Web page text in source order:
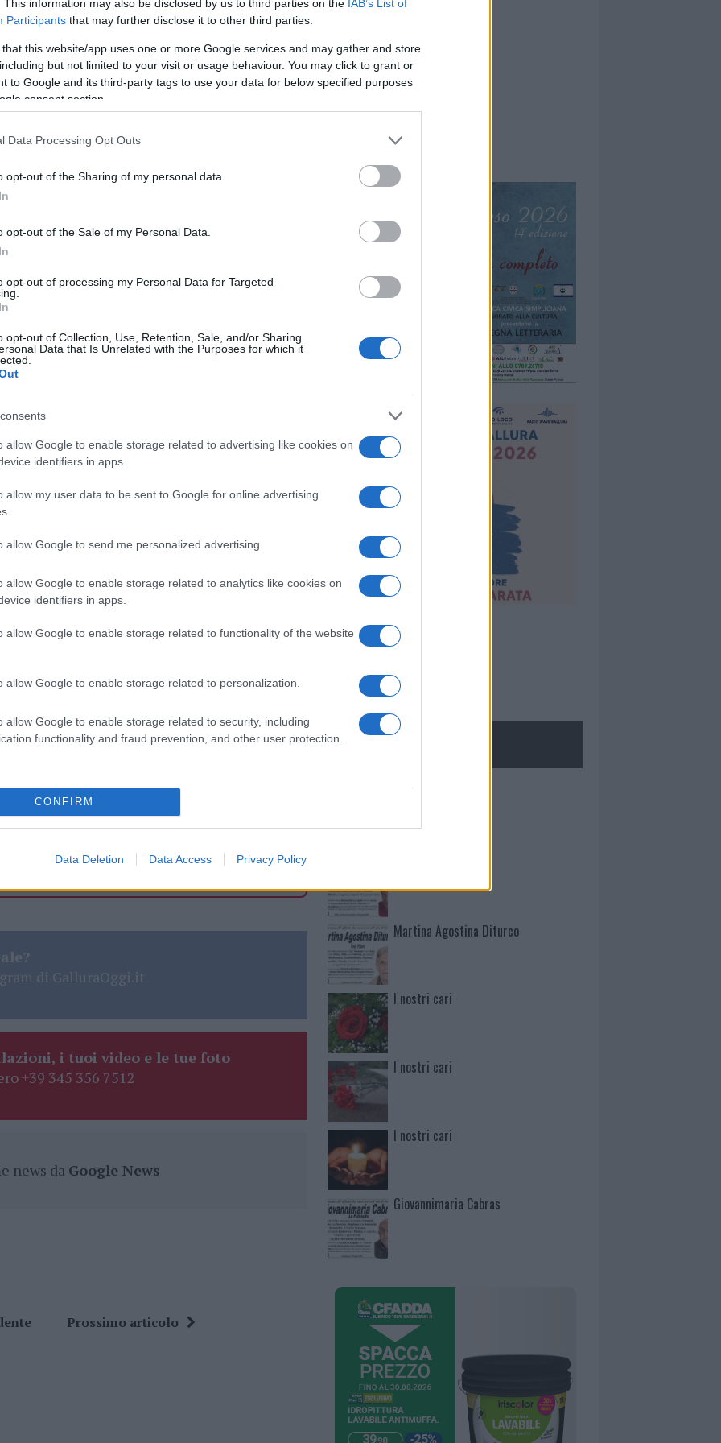
This information may also be disclosed by us to third parties on the IAB’s List of
Participants that may further disclose it to other third parties.
that this website/app uses one or more Google services and may gather and store
but not limited to your visit or usage behaviour. You may click to grant or
to Google and its third-party tags to use your data for below specified purposes
consent section.
Data Processing Opt Outs
opt-out of the Sharing of my personal data.
opt-out of the Sale of my Personal Data.
opt-out of processing my Personal Data for Targeted
opt-out of Collection, Use, Retention, Sale, and/or Sharing
Data that Is Unrelated with the Purposes for which it
allow Google to enable storage related to advertising like cookies on
identifiers in apps.
allow my user data to be sent to Google for online advertising
allow Google to send me personalized advertising.
allow Google to enable storage related to analytics like cookies on
identifiers in apps.
allow Google to enable storage related to functionality of the website
allow Google to enable storage related to personalization.
allow Google to enable storage related to security, including
functionality and fraud prevention, and other user protection.
CONFIRM
Data Deletion Data Access Privacy Policy
di 200 posti lavori circa, ma non solo
ricoverati e di quelli che erano in
con il responsabile Dottor Paolo
di salute o di gravidanza hanno deciso di
A pochi giorni dal termine della loro
Ora le pazienti già ricoverate al
Cliniche universitarie di San Pietro con
e indignazione a Sassari ma non solo.
Olbia, Alghero, Ozieri e altre zone della
pazienti che possono aver bisogno del
ad altri intervento, devono andare
a Olbia, senza sapere minimamente in che
stata seguita dal dottor Virdis, e adesso mi
su dove partorire tra Olbia e
al 9°mese di gravidanza- Un reparto vantato
privata che ti segue dall’inizio ma non può
un lavoro e non portarlo al termine“.
reparto di ginecologia che dia sicurezza e
una doccia fredda per la sanità della
manifestazioni degli scorsi mesi del
al tema.
cliccando
nella sezione
di GalluraOggi.it
i tuoi video e le tue foto
+39 345 356 7512
news da Google News
Prossimo articolo
Mario Malu
Martina Agostina Diturco
I nostri cari
I nostri cari
I nostri cari
Giovannimaria Cabras